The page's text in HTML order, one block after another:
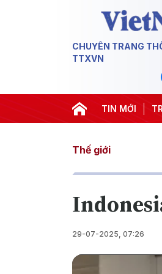
CHUYÊN TRANG
TTXVN
TIN MỚI
#Hội nghị Trung
Thế giới
29-07-2025, 07:26